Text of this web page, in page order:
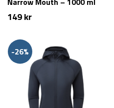
149kr
-26%